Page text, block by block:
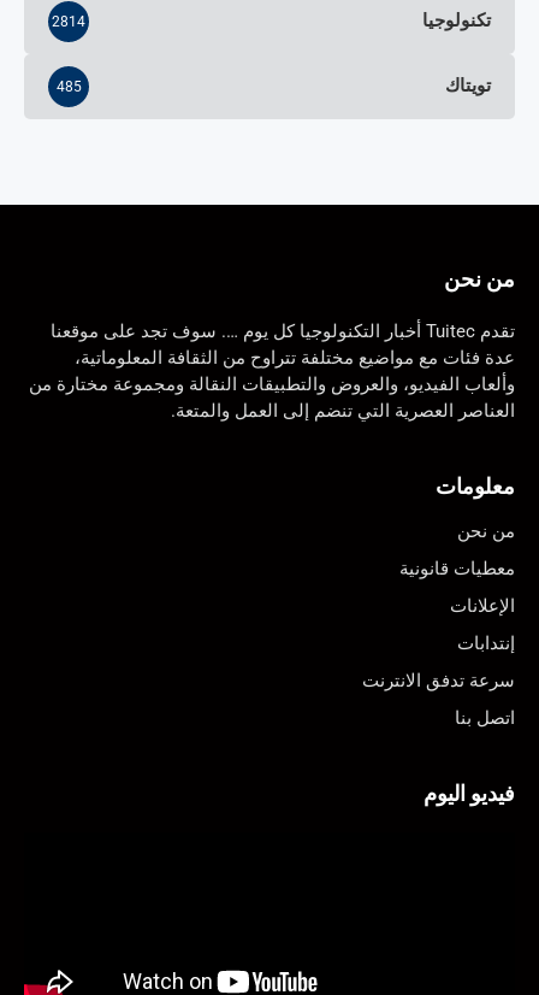
تكنولوجيا 2814
تويتاك 485
من نحن
تقدم Tuitec أخبار التكنولوجيا كل يوم …. سوف تجد على موقعنا
عدة فئات مع مواضيع مختلفة تتراوح من الثقافة المعلوماتية،
وألعاب الفيديو، والعروض والتطبيقات النقالة ومجموعة مختارة من
العناصر العصرية التي تنضم إلى العمل والمتعة.
معلومات
من نحن
معطيات قانونية
الإعلانات
إنتدابات
سرعة تدفق الانترنت
اتصل بنا
فيديو اليوم